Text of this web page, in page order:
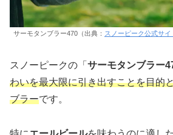
サーモタンブラー470（出典： スノーピーク公式サイ
スノーピークの「 サーモタンブラー
わいを最大限に引き出すことを目的
ブラーです。